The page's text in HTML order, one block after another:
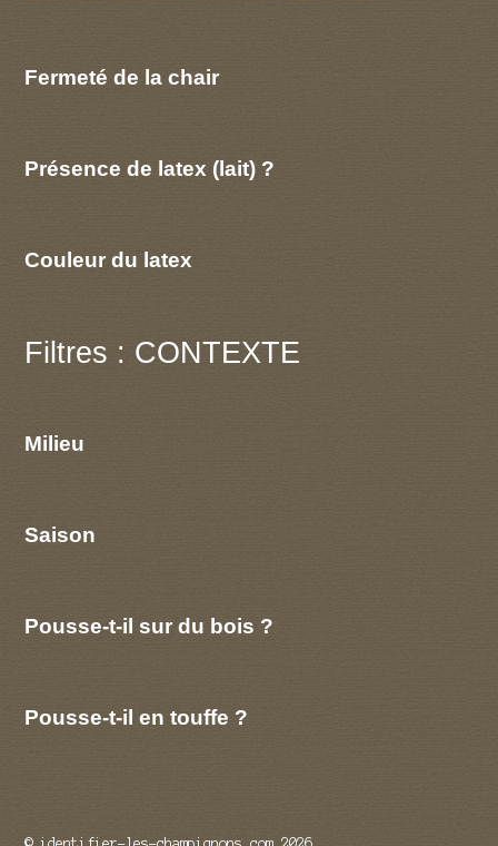
Fermeté de la chair
Présence de latex (lait) ?
Couleur du latex
Filtres : CONTEXTE
Milieu
Saison
Pousse-t-il sur du bois ?
Pousse-t-il en touffe ?
© identifier-les-champignons.com 2026